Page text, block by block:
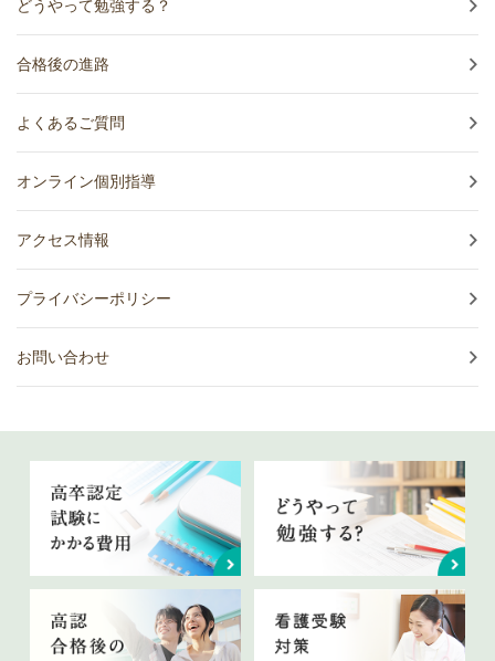
どうやって勉強する？
合格後の進路
よくあるご質問
オンライン個別指導
アクセス情報
プライバシーポリシー
お問い合わせ